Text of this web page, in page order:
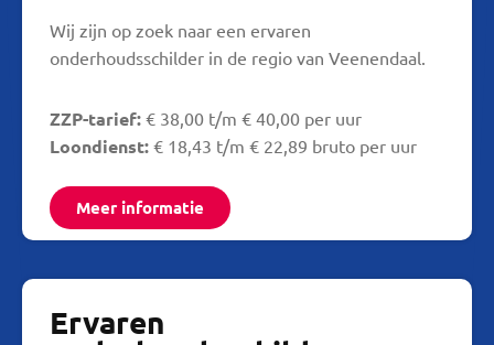
Wij zijn op zoek naar een ervaren
onderhoudsschilder in de regio van Veenendaal.
ZZP-tarief: € 38,00 t/m € 40,00 per uur
Loondienst: € 18,43 t/m € 22,89 bruto per uur
Meer informatie
Ervaren